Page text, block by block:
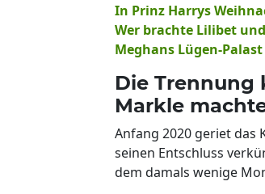
In Prinz Harrys
Wer brachte Lilibet
Meghans Lügen-
Die Trennung
Markle
Anfang 2020 geriet das
seinen Entschluss
dem damals wenige